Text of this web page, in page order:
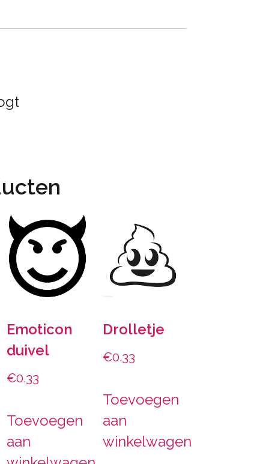
Emoticon
duivel
€0.33
Toevoegen
aan
Drolletje
€0.33
Toevoegen
aan
winkelwagen